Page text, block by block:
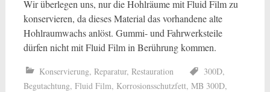
Wir überlegen uns, nur die Hohlräume mit Fluid Film zu
konservieren, da dieses Material das vorhandene alte
Hohlraumwachs anlöst. Gummi- und Fahrwerksteile
dürfen nicht mit Fluid Film in Berührung kommen.
Konservierung, Reparatur, Restauration 300D,
Begutachtung, Fluid Film, Korrosionsschutzfett, MB 300D,